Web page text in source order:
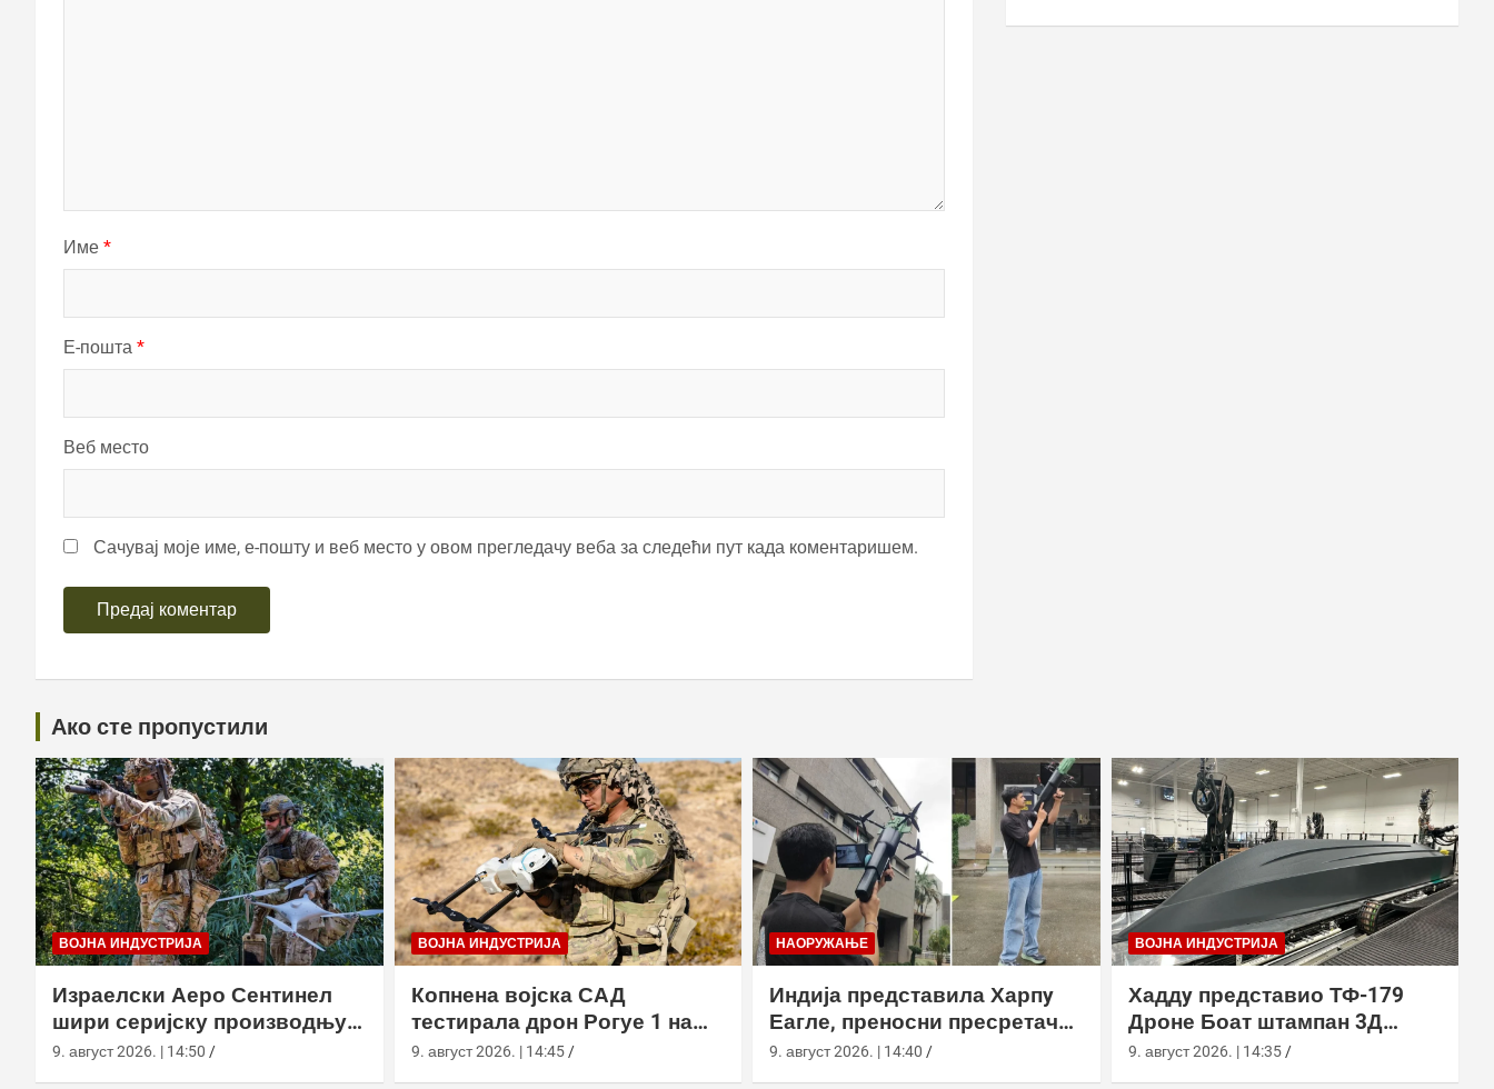
Име *
Е-пошта *
Веб место
Сачувај моје име, е-пошту и веб место у овом прегледачу веба за следећи пут када коментаришем.
Ако сте пропустили
ВОЈНА ИНДУСТРИЈА
Израелски Аеро Сентинел
шири серијску производњу
тактичких дронова и улази
9. август 2026. | 14:50
ВОЈНА ИНДУСТРИЈА
Копнена војска САД
тестирала дрон Рогуе 1 на
великој вежби у
9. август 2026. | 14:45
НАОРУЖАЊЕ
Индија представила Харпy
Еагле, преносни пресретач
дронова са АИ навођењем
9. август 2026. | 14:40
ВОЈНА ИНДУСТРИЈА
Хаддy представио ТФ-179
Дроне Боат штампан 3Д
технологијом
9. август 2026. | 14:35